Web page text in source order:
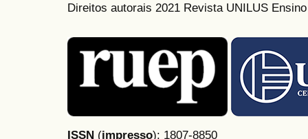
Direitos autorais 2021 Revista UNILUS
ISSN (impresso): 1807-8850